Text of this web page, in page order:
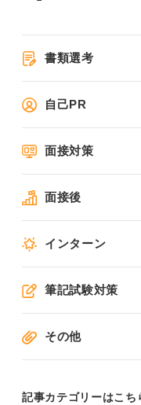
書類選考
自己PR
面接対策
面接後
インターン
筆記試験対策
その他
記事カテゴリーはこち